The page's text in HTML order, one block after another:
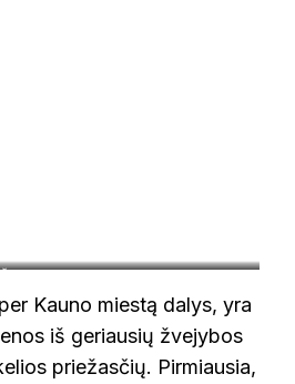
nuotrauka
Kauno miestą dalys, yra
iš geriausių žvejybos
priežasčių. Pirmiausia,